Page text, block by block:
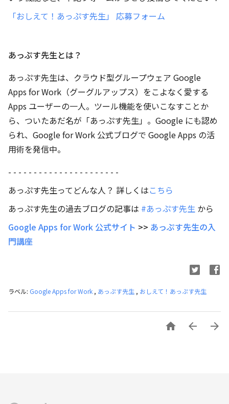
「おしえて！あっぷす先生」 応募フォーム
あっぷす先生とは？
あっぷす先生は、クラウド型グループウェア Google
Apps for Work（グーグルアップス）をこよなく愛する
Apps ユーザーの一人。ツール機能を使いこなすことか
ら、ついたあだ名が「あっぷす先生」。Google にも認め
られ、Google for Work 公式ブログで Google Apps の活
用術を発信中。
- - - - - - - - - - - - - - - - - - - - - -
あっぷす先生ってどんな人？ 詳しくはこちら
あっぷす先生の過去ブログの記事は #あっぷす先生 から
Google Apps for Work 公式サイト >> あっぷす先生の入
門講座
ラベル: Google Apps for Work , あっぷす先生 , おしえて！あっぷす先生
  